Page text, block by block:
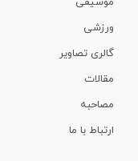
ورزشی
گالری تصاویر
مقالات
مصاحبه
ارتباط با ما